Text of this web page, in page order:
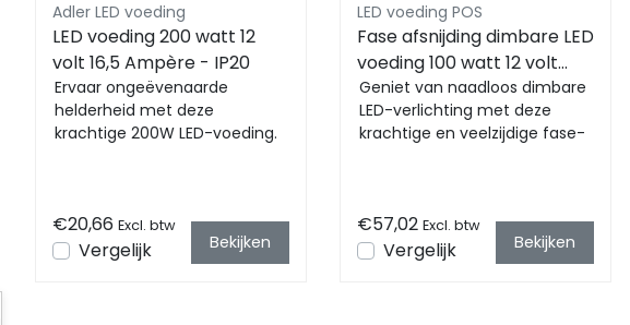
Adler LED voeding
LED voeding 200 watt 12
volt 16,5 Ampère - IP20
Ervaar ongeëvenaarde
helderheid met deze
krachtige 200W LED-voeding.
€20,66 Excl. btw
Vergelijk Bekijken
LED voeding POS
Fase afsnijding dimbare LED
voeding 100 watt 12 volt
8,30 ampere - IP20
FTPC100V12-D
Geniet van naadloos dimbare
LED-verlichting met deze
krachtige en veelzijdige fase-
€57,02 Excl. btw
Vergelijk Bekijken